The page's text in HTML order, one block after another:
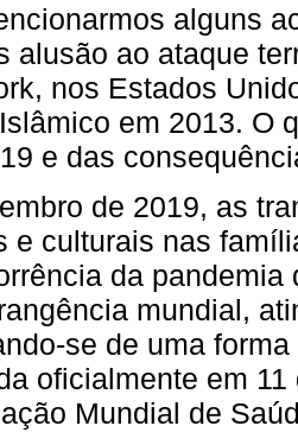
alguns
alusão ao ataque
nos Estados
em 2013. O
e das
de 2019, as
e culturais nas
da
mundial,
se de uma
oficialmente em
Mundial de